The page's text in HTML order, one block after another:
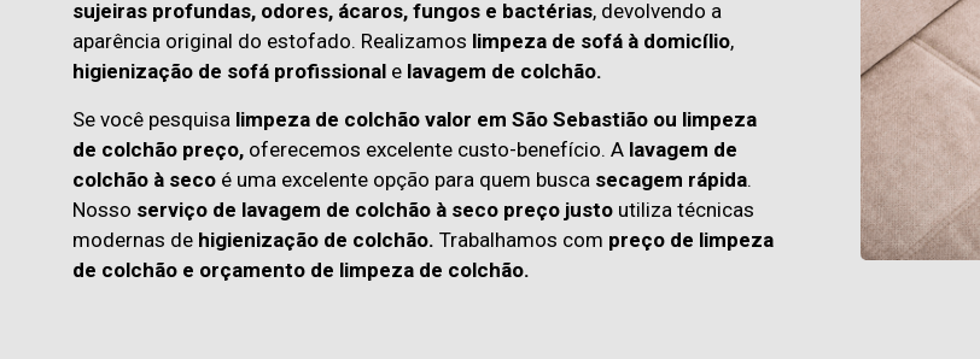
sujeiras profundas, odores, ácaros, fungos e bactérias, devolvendo a
aparência original do estofado. Realizamos limpeza de sofá à domicílio,
higienização de sofá profissional e lavagem de colchão.
Se você pesquisa limpeza de colchão valor em São Sebastião ou limpeza
de colchão preço, oferecemos excelente custo-benefício. A lavagem de
colchão à seco é uma excelente opção para quem busca secagem rápida.
Nosso serviço de lavagem de colchão à seco preço justo utiliza técnicas
modernas de higienização de colchão. Trabalhamos com preço de limpeza
de colchão e orçamento de limpeza de colchão.